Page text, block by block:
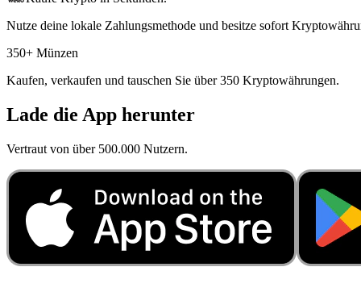
Nutze deine lokale Zahlungsmethode und besitze sofort
350+ Münzen
Kaufen, verkaufen und tauschen Sie über 350 Kryptowährungen.
Lade die App herunter
Vertraut von über 500.000 Nutzern.